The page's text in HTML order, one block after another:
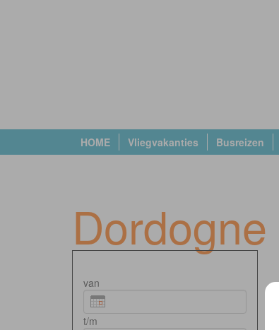
HOME Vliegvakanties Busreizen
Dordogne
van
t/m